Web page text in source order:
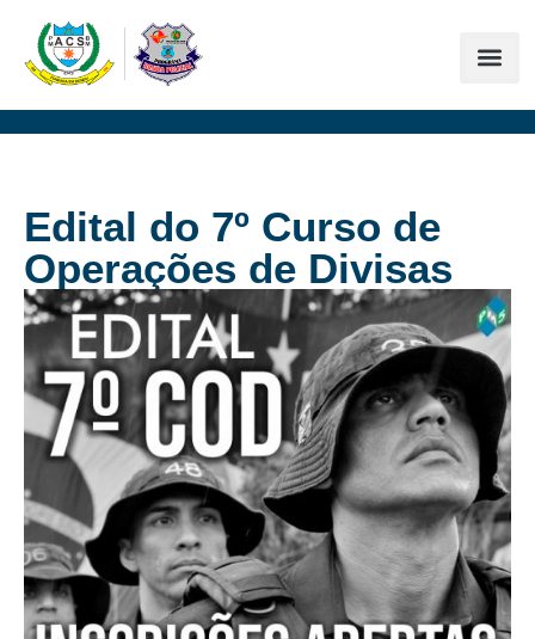
Edital do 7º Curso de
Operações de Divisas